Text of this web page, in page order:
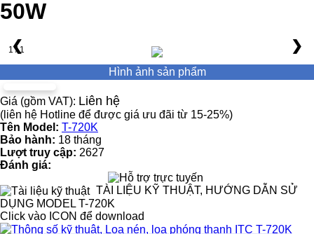
50W
1 / 1
❮ ❯
Hình ảnh sản phẩm
Giá (gồm VAT): Liên hệ
(liên hệ Hotline để được giá ưu đãi từ 15-25%)
Tên Model: T-720K
Bảo hành: 18 tháng
Lượt truy cập: 2627
Đánh giá:
TÀI LIỆU KỸ THUẬT, HƯỚNG DẪN SỬ
DỤNG MODEL T-720K
Click vào ICON để download